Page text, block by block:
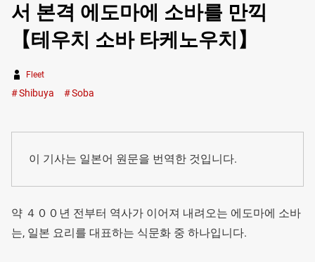
서 본격 에도마에 소바를 만끽
【테우치 소바 타케노우치】
Fleet
Shibuya Soba
이 기사는 일본어 원문을 번역한 것입니다.
약 ４００년 전부터 역사가 이어져 내려오는 에도마에 소바
는, 일본 요리를 대표하는 식문화 중 하나입니다.